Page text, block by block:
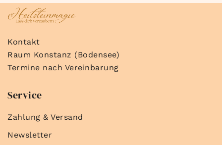
Kontakt
Raum Konstanz (Bodensee)
Termine nach Vereinbarung
Service
Zahlung & Versand
Newsletter